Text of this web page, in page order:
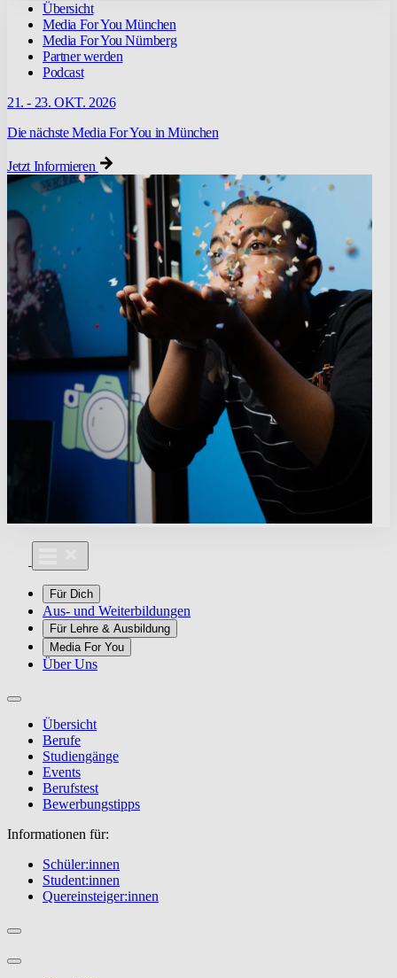
Übersicht
Media For You München
Media For You Nürnberg
Partner werden
Podcast
21. - 23. OKT. 2026
Die nächste Media For You in München
Jetzt Informieren
Für Dich
Aus- und Weiterbildungen
Für Lehre & Ausbildung
Media For You
Über Uns
Übersicht
Berufe
Studiengänge
Events
Berufstest
Bewerbungstipps
Informationen für:
Schüler:innen
Student:innen
Quereinsteiger:innen